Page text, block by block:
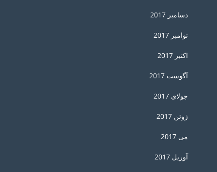
دسامبر 2017
نوامبر 2017
اکتبر 2017
آگوست 2017
جولای 2017
ژوئن 2017
می 2017
آوریل 2017